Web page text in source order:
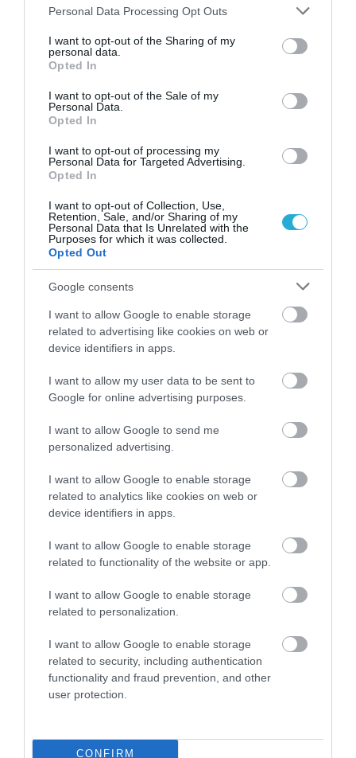
Please note that this website/app uses one or more Google
not limited to your visit or usage behaviour. You may click to
grant or deny consent to Google and its third-party tags to
use your data for below specified purposes in below Google
consent section.
Personal Data Processing Opt Outs
I want to opt-out of the Sharing of my
personal data.
Opted In
I want to opt-out of the Sale of my
Personal Data.
Opted In
I want to opt-out of processing my
Personal Data for Targeted Advertising.
Opted In
I want to opt-out of Collection, Use,
Retention, Sale, and/or Sharing of my
Personal Data that Is Unrelated with the
Purposes for which it was collected.
Opted Out
Google consents
I want to allow Google to enable storage
related to advertising like cookies on web or
device identifiers in apps.
I want to allow my user data to be sent to
Google for online advertising purposes.
I want to allow Google to send me
personalized advertising.
I want to allow Google to enable storage
related to analytics like cookies on web or
device identifiers in apps.
I want to allow Google to enable storage
related to functionality of the website or app.
I want to allow Google to enable storage
related to personalization.
I want to allow Google to enable storage
related to security, including authentication
functionality and fraud prevention, and other
user protection.
CONFIRM
Πρόσφατα Επεισόδια
Τεμπονέρας στο
χώρα δεν
αντέχει άλλη
επταετία»–Τι
ΟΠΕΚΕΠΕ,Τσίπρα
26.07.2026 | 23:44
39 min
Ειρήνη
Αγαπηδάκη στο
pagenews.gr:
έσωσε ζωές –